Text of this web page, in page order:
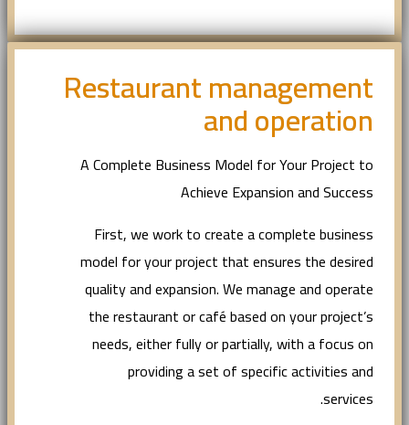
Restaurant management
and operation
A Complete Business Model for Your Project to
Achieve Expansion and Success
First, we work to create a complete business
model for your project that ensures the desired
quality and expansion. We manage and operate
the restaurant or café based on your project’s
needs, either fully or partially, with a focus on
providing a set of specific activities and
services.